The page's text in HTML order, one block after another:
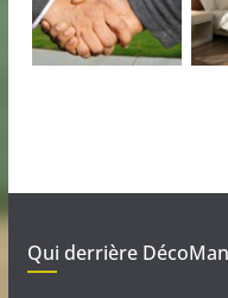
Qui derrière